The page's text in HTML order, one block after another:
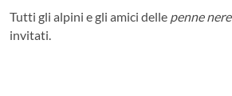
Tutti gli alpini e gli amici delle penne nere
invitati.